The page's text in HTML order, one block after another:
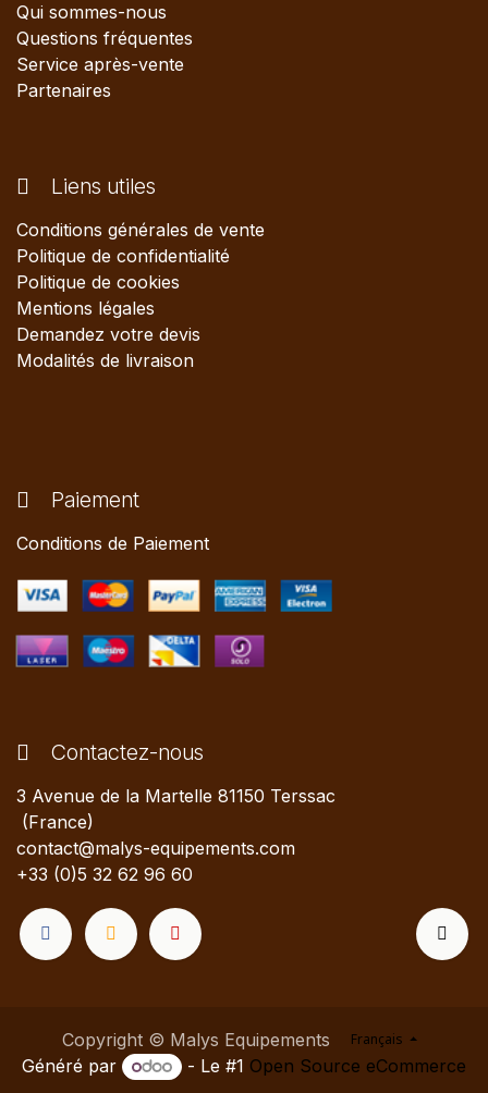
Qui sommes-nous
Questions fréquentes
Service après-vente
Partenaires
Liens utiles
Conditions générales de vente
Politique de confidentialité
Politique de cookies
Mentions légales
Demandez votre devis
Modalités de livraison
Paiement
Conditions de Paiement
Contactez-nous
3 Avenue de la Martelle 81150 Terssac
(France)
contact@malys-equipements.com
+33 (0)5 32 62 96 60
Copyright © Malys Equipements Français
Généré par - Le #1 Open Source eCommerce